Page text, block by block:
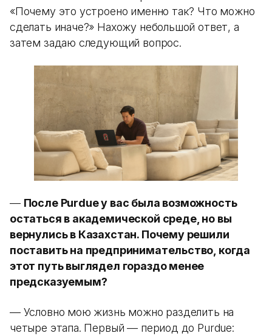
«Почему это устроено именно так? Что можно
сделать иначе?» Нахожу небольшой ответ, а
затем задаю следующий вопрос.
— После Purdue у вас была возможность
остаться в академической среде, но вы
вернулись в Казахстан. Почему решили
поставить на предпринимательство, когда
этот путь выглядел гораздо менее
предсказуемым?
— Условно мою жизнь можно разделить на
четыре этапа. Первый — период до Purdue: